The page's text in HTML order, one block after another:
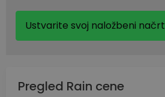
Ustvarite svoj naložbeni načrt
Pregled Rain cene